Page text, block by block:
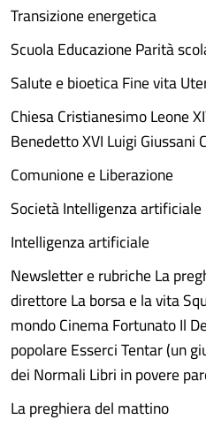
Transizione energetica
Scuola Educazione Parità
Salute e bioetica Fine vita
Chiesa Cristianesimo Leone
Benedetto XVI Luigi Giussani
Comunione e Liberazione
Società Intelligenza
Intelligenza artificiale
Newsletter e rubriche La
direttore La borsa e la vita
mondo Cinema Fortunato Il
popolare Esserci Tentar (un
dei Normali Libri in povere
La preghiera del mattino